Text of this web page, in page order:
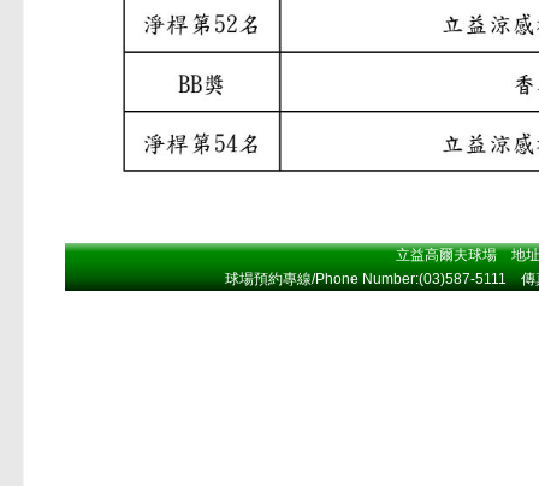
立益高爾夫球場 地
球場預約專線/Phone Number:(03)587-5111